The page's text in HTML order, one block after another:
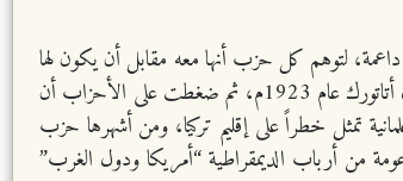
داعمة، لتوهم كل حزب أنها معه مقابل أن يكون لها
عميلاً، ودعمت بقوة حزب الشعب الجمهوري إثر اتفاقية لوزان، وساعدت على تزوير نجاح أول رئيس منتخب لا يحبه الأتراك ولا يرغبون به وهو العلماني مصطفى كمال أتاتورك عام 1923م، ثم ضغطت على الأحزاب أن
تمثل خطراً على إقليم تركيا، ومن أشهرها حزب
من أرباب الديمقراطية “أمريكا ودول الغرب”